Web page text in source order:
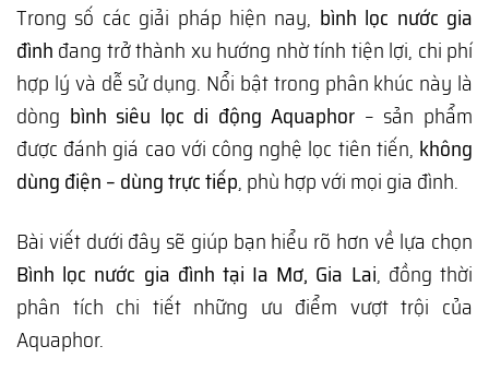
Trong số các giải pháp hiện nay, bình lọc nước gia
đình đang trở thành xu hướng nhờ tính tiện lợi, chi phí
hợp lý và dễ sử dụng. Nổi bật trong phân khúc này là
dòng bình siêu lọc di động Aquaphor – sản phẩm
được đánh giá cao với công nghệ lọc tiên tiến, không
dùng điện – dùng trực tiếp, phù hợp với mọi gia đình.
Bài viết dưới đây sẽ giúp bạn hiểu rõ hơn về lựa chọn
Bình lọc nước gia đình tại Ia Mơ, Gia Lai, đồng thời
phân tích chi tiết những ưu điểm vượt trội của
Aquaphor.